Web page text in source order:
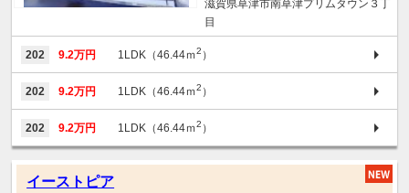
滋賀県草津市南草津プリムタウン３丁
目
202 9.2万円 1LDK（46.44ｍ2 ）
202 9.2万円 1LDK（46.44ｍ2 ）
202 9.2万円 1LDK（46.44ｍ2 ）
イーストピア